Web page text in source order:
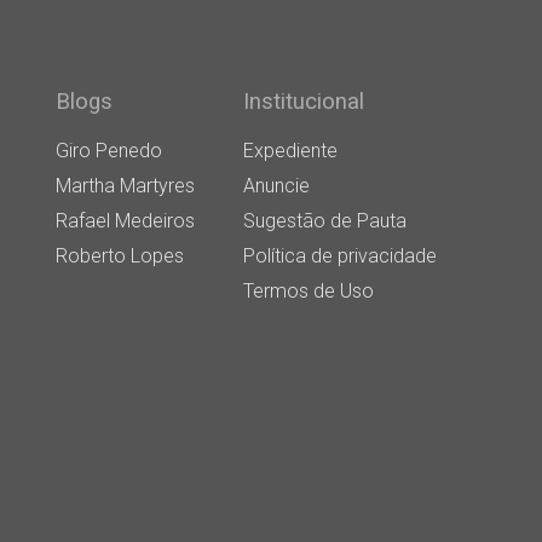
Blogs
Giro Penedo
Martha Martyres
Rafael Medeiros
Roberto Lopes
Institucional
Expediente
Anuncie
Sugestão de Pauta
Política de privacidade
Termos de Uso